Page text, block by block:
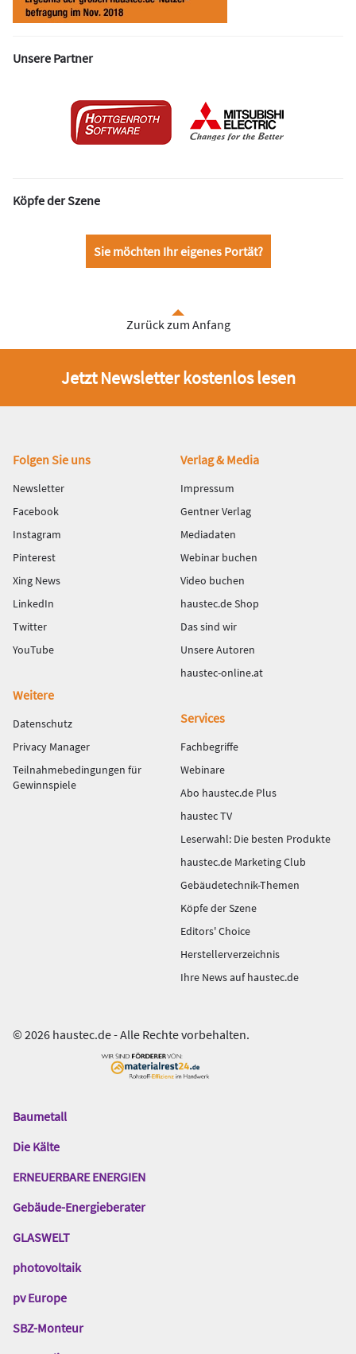
Unsere Partner
Köpfe der Szene
Sie möchten Ihr eigenes Portät?
Zurück zum Anfang
Jetzt Newsletter kostenlos lesen
Fußbereich
Folgen Sie uns
Newsletter
Facebook
Instagram
Pinterest
Xing News
LinkedIn
Twitter
YouTube
Verlag & Media
Impressum
Gentner Verlag
Mediadaten
Webinar buchen
Video buchen
haustec.de Shop
Das sind wir
Unsere Autoren
haustec-online.at
Weitere
Datenschutz
Privacy Manager
Teilnahmebedingungen für
Gewinnspiele
Services
Fachbegriffe
Webinare
Abo haustec.de Plus
haustec TV
Leserwahl: Die besten Produkte
haustec.de Marketing Club
Gebäudetechnik-Themen
Köpfe der Szene
Editors' Choice
Herstellerverzeichnis
Ihre News auf haustec.de
© 2026 haustec.de - Alle Rechte vorbehalten.
Das
Gentner
Baumetall
Die Kälte
ERNEUERBARE ENERGIEN
Gebäude-Energieberater
GLASWELT
photovoltaik
pv Europe
SBZ-Monteur